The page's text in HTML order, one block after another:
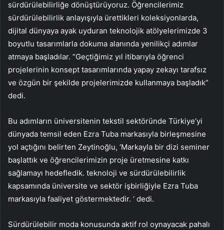
sürdürülebilirliğe dönüştürüyoruz. Öğrencilerimiz
sürdürülebilirlik anlayışıyla ürettikleri koleksiyonlarda,
dijital dünyaya ayak uyduran teknolojik atölyelerimizde 3
boyutlu tasarımlarla dokuma alanında yenilikçi adımlar
atmaya başladılar. “Geçtiğimiz yıl itibarıyla öğrenci
projelerinin konsept tasarımlarında yapay zekayı tarafsız
ve özgün bir şekilde projelerimizde kullanmaya başladık”
dedi.
Bu adımların üniversitenin tekstil sektöründe Türkiye’yi
dünyada temsil eden Ezra Tuba markasıyla birleşmesine
yol açtığını belirten Zeytinoğlu, ‘Markayla bir dizi seminer
başlattık ve öğrencilerimizin proje üretmesine katkı
sağlamayı hedefledik. teknoloji ve sürdürülebilirlik
kapsamında üniversite ve sektör işbirliğiyle Ezra Tuba
markasıyla faaliyet göstermektedir. ‘ dedi.
Sürdürülebilir moda konusunda aktif rol oynayacak pahalı